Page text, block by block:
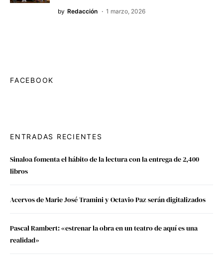
by Redacción 1 marzo, 2026
FACEBOOK
ENTRADAS RECIENTES
Sinaloa fomenta el hábito de la lectura con la entrega de 2,400
libros
Acervos de Marie José Tramini y Octavio Paz serán digitalizados
Pascal Rambert: «estrenar la obra en un teatro de aquí es una
realidad»